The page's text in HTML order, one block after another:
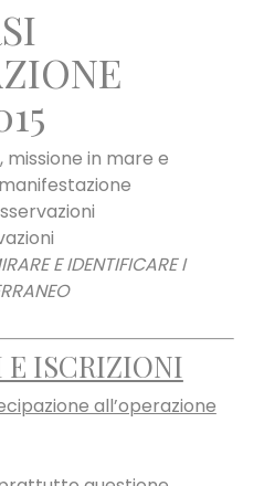
missione in mare e
E IDENTIFICARE I
ISCRIZIONI
all’operazione